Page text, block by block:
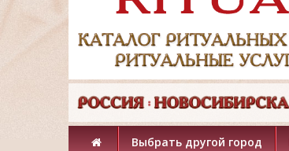
Выбрать другой город